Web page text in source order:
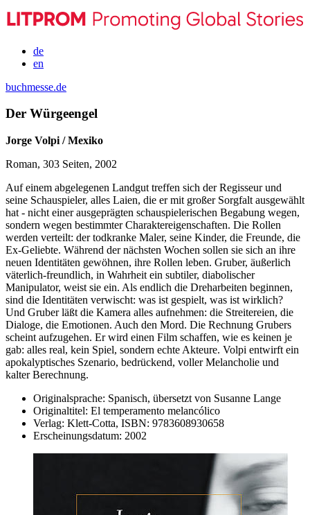
de
en
buchmesse.de
Der Würgeengel
Jorge Volpi / Mexiko
Roman, 303 Seiten, 2002
Auf einem abgelegenen Landgut treffen sich der Regisseur und
seine Schauspieler, alles Laien, die er mit großer Sorgfalt ausgewählt
hat - nicht einer ausgeprägten schauspielerischen Begabung wegen,
sondern wegen bestimmter Charaktereigenschaften. Die Rollen
werden verteilt: der todkranke Maler, seine Kinder, die Freunde, die
Ex-Geliebte. Während der nächsten Wochen sollen sie sich an ihre
neuen Identitäten gewöhnen, ihre Rollen leben. Gruber, äußerlich
väterlich-freundlich, in Wahrheit ein subtiler, diabolischer
Manipulator, weist sie ein. Als endlich die Dreharbeiten beginnen,
sind die Identitäten verwischt: was ist gespielt, was ist wirklich?
Und Gruber läßt die Kamera alles aufnehmen: die Streitereien, die
Dialoge, die Emotionen. Auch den Mord. Die Rechnung Grubers
scheint aufzugehen. Er wird einen Film schaffen, wie es keinen je
gab: alles real, kein Spiel, sondern echte Akteure. Volpi entwirft ein
apokalyptisches Szenario, bedrückend, voller Melancholie und
kalter Berechnung.
Originalsprache: Spanisch, übersetzt von Susanne Lange
Originaltitel: El temperamento melancólico
Verlag: Klett-Cotta, ISBN: 9783608930658
Erscheinungsdatum: 2002